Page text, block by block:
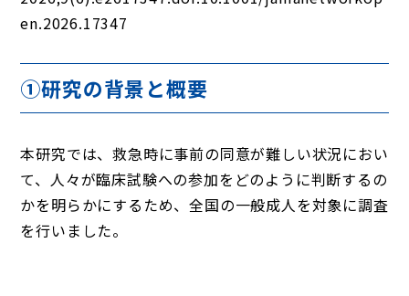
en.2026.17347
①研究の背景と概要
本研究では、救急時に事前の同意が難しい状況におい
て、人々が臨床試験への参加をどのように判断するの
かを明らかにするため、全国の一般成人を対象に調査
を行いました。